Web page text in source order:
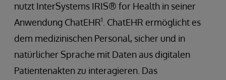
nutzt InterSystems IRIS® for Health in seiner
Anwendung ChatEHR1
. ChatEHR ermöglicht es
dem medizinischen Personal, sicher und in
natürlicher Sprache mit Daten aus digitalen
Patientenakten zu interagieren. Das